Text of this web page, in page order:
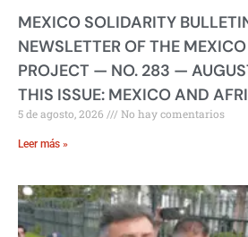
MEXICO SOLIDARITY
NEWSLETTER OF THE
PROJECT — NO. 283 —
THIS ISSUE: MEXICO AND
5 de agosto, 2026 No hay comentarios
Leer más »